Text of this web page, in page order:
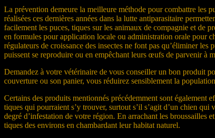
La prévention demeure la meilleure méthode pour combattre les
réalisées ces dernières années dans la lutte antiparasitaire
facilement les puces, tiques sur les animaux de compagnie et de
en formules pour application locale ou administration orale pour
régulateurs de croissance des insectes ne font pas qu’éliminer
puissent se reproduire ou en empêchant leurs œufs de parvenir à
Demandez à votre vétérinaire de vous conseiller un bon produit
couverture ou son panier, vous réduirez sensiblement la
Certains des produits mentionnés précédemment sont également
tiques qui pourraient s’y trouver, surtout s’il s’agit d’un chien
degré d’infestation de votre région. En arrachant les broussailles
tiques des environs en chambardant leur habitat naturel.